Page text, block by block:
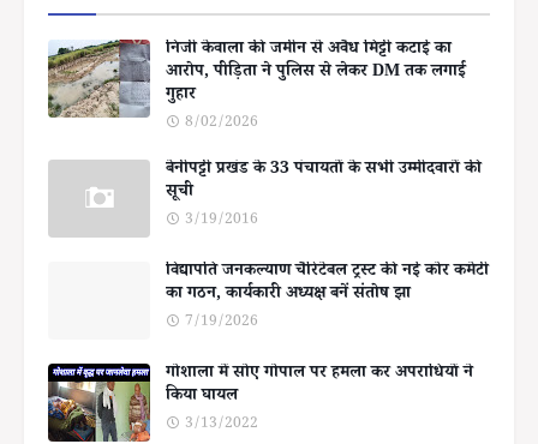
निजी केवाला की जमीन से अवैध मिट्टी कटाई का
आरोप, पीड़िता ने पुलिस से लेकर DM तक लगाई
गुहार
8/02/2026
बेनीपट्टी प्रखंड के 33 पंचायतों के सभी उम्मीदवारों की
सूची
3/19/2016
विद्यापति जनकल्याण चैरिटेबल ट्रस्ट की नई कोर कमेटी
का गठन, कार्यकारी अध्यक्ष बनें संतोष झा
7/19/2026
गोशाला में सोए गोपाल पर हमला कर अपराधियों ने
किया घायल
3/13/2022